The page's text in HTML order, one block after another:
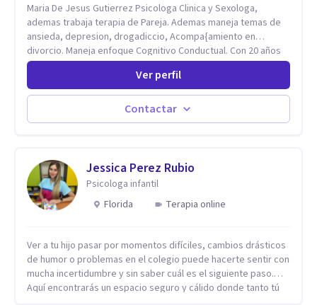
Maria De Jesus Gutierrez Psicologa Clinica y Sexologa,
ademas trabaja terapia de Pareja. Ademas maneja temas de
ansieda, depresion, drogadiccio, Acompa{amiento en
divorcio. Maneja enfoque Cognitivo Conductual. Con 20 años
de experiencia, constantemente capacitandose en las
diferntes areas de la Salud Mental.
Ver perfil
Contactar
Jessica Perez Rubio
Psicologa infantil
Florida
Terapia online
Ver a tu hijo pasar por momentos difíciles, cambios drásticos
de humor o problemas en el colegio puede hacerte sentir con
mucha incertidumbre y sin saber cuál es el siguiente paso.
Aquí encontrarás un espacio seguro y cálido donde tanto tú